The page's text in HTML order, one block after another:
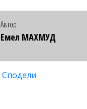
Автор
Емел МАХМУД
Сподели